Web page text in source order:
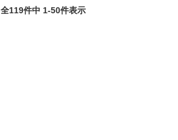
全119件中 1-50件表示